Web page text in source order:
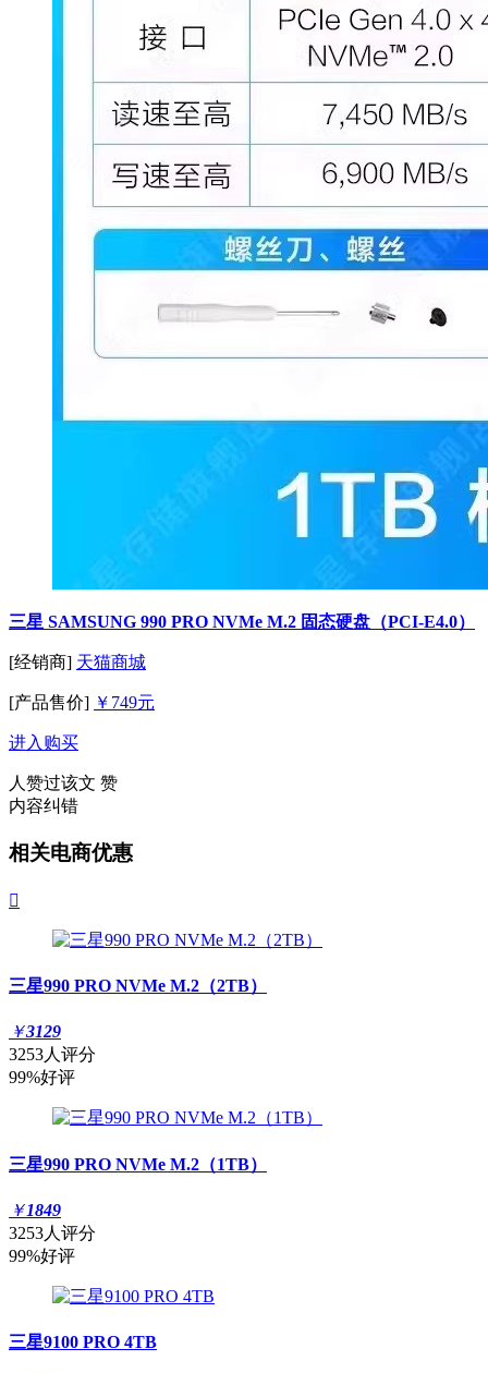
三星 SAMSUNG 990 PRO NVMe M.2 固态硬盘（PCI-E4.0）
[经销商] 天猫商城
[产品售价] ￥749元
进入购买
人赞过该文 赞
内容纠错
相关电商优惠

三星990 PRO NVMe M.2（2TB）
￥3129
3253人评分
99%好评
三星990 PRO NVMe M.2（1TB）
￥1849
3253人评分
99%好评
三星9100 PRO 4TB